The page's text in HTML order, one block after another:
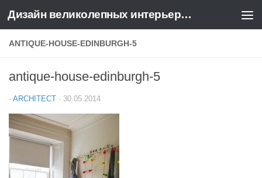
Перейти к содержимому Дизайн великолепных интерьеров квартир и домов
ANTIQUE-HOUSE-EDINBURGH-5
antique-house-edinburgh-5
- ARCHITECT · 30.05.2014